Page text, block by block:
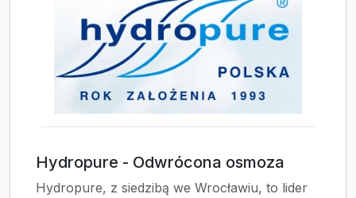
Hydropure - Odwrócona osmoza
Hydropure, z siedzibą we Wrocławiu, to lider